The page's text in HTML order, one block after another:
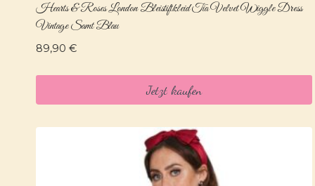
Hearts & Roses London Bleistiftkleid Tia Velvet Wiggle Dress
Vintage Samt Blau
89,90 €
Jetzt kaufen